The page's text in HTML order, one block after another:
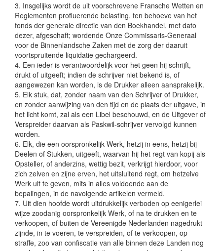
3. Insgelijks wordt de uit voorschrevene Fransche Wetten en
Reglementen profluerende belasting, ten behoeve van het
fonds der generale directie van den Boekhandel, met dato
dezer, afgeschaft; wordende Onze Commissaris-Generaal
voor de Binnenlandsche Zaken met de zorg der daaruit
voortspruitende liquidatie gechargeerd.
4. Een ieder is verantwoordelijk voor het geen hij schrijft,
drukt of uitgeeft; indien de schrijver niet bekend is, of
aangewezen kan worden, is de Drukker alleen aansprakelijk.
5. Elk stuk, dat, zonder naam van den Schrijver of Drukker,
en zonder aanwijzing van den tijd en de plaats der uitgave, in
het licht komt, zal als een Libel beschouwd, en de Uitgever of
Verspreider daarvan als Paskwil-schrijver vervolgd kunnen
worden.
6. Elk, die een oorspronkelijk Werk, hetzij in eens, hetzij bij
Deelen of Stukken, uitgeeft, waarvan hij het regt van kopij als
Opsteller, of anderzins, wettig bezit, verkrijgt hierdoor, voor
zich zelven en zijne erven, het uitsluitend regt, om hetzelve
Werk uit te geven, mits in alles voldoende aan de
bepalingen, in de navolgende artikelen vermeld.
7. Uit dien hoofde wordt uitdrukkelijk verboden op eenigerlei
wijze zoodanig oorspronkelijk Werk, of na te drukken en te
verkoopen, of buiten de Vereenigde Nederlanden nagedrukt
zijnde, in te voeren, te verspreiden, of te verkoopen, op
straffe, zoo van confiscatie van alle binnen deze Landen nog